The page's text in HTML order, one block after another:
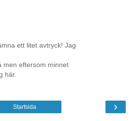
ett litet avtryck! Jag
men eftersom minnet
här.
›
Startsida